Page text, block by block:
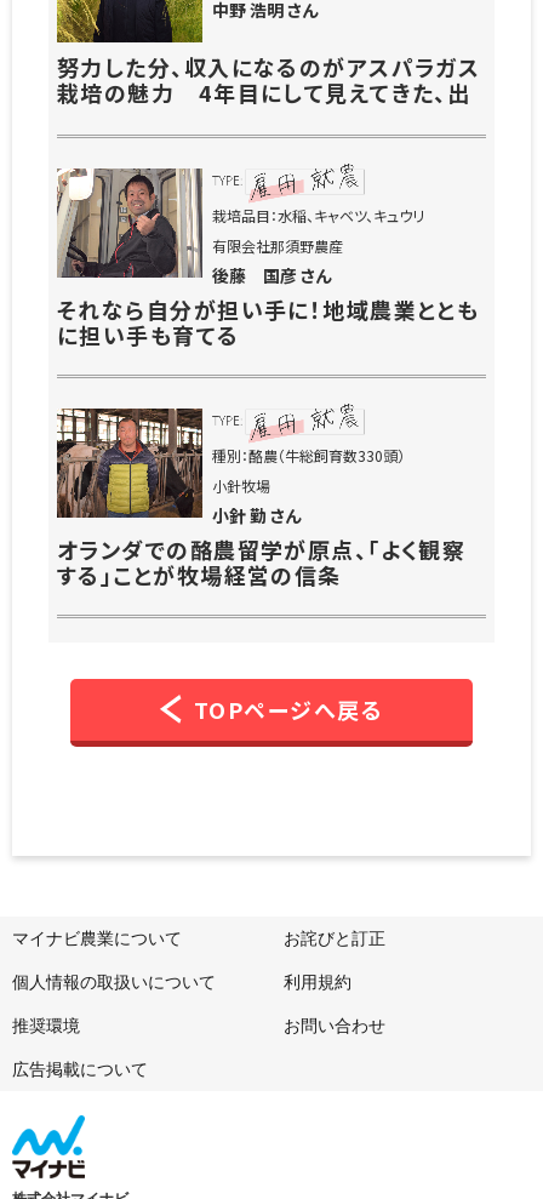
中野 浩明 さん
努力した分、収入になるのがアスパラガス
栽培の魅力 4年目にして見えてきた、出
栽培品目：水稲、キャベツ、キュウリ
有限会社那須野農産
後藤 国彦 さん
それなら自分が担い手に！地域農業ととも
に担い手も育てる
種別：酪農（牛総飼育数330頭）
小針牧場
小針 勤 さん
オランダでの酪農留学が原点、「よく観察
する」ことが牧場経営の信条
TOPページへ戻る
マイナビ農業について お詫びと訂正
個人情報の取扱いについて 利用規約
推奨環境 お問い合わせ
広告掲載について